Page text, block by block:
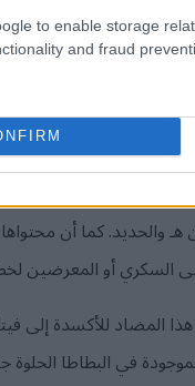
to enable storage
and fraud
أيضاً على كميات أقل من فيتامين ب6
أو المعرضين
المضاد للأكسدة إلى
في البطاطا